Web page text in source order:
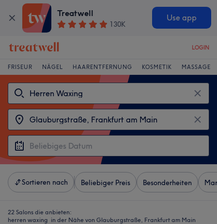
Treatwell
130K
Use app
LOGIN
FRISEUR NÄGEL HAARENTFERNUNG KOSMETIK MASSAGE
Sortieren nach Beliebiger Preis Besonderheiten
22 Salons die anbieten:
herren waxing in der Nähe von Glauburgstraße, Frankfurt am Main